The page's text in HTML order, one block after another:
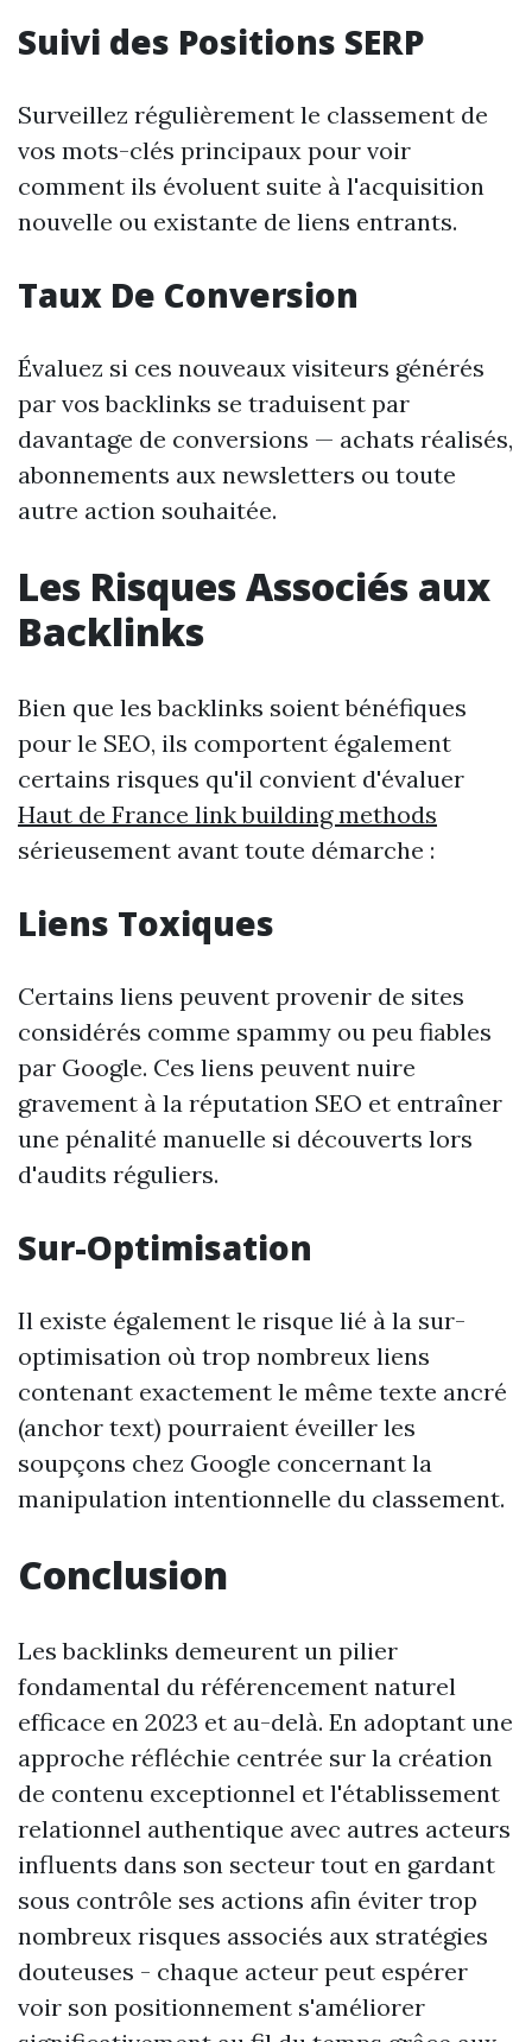
Suivi des Positions SERP
Surveillez régulièrement le classement de
vos mots-clés principaux pour voir
comment ils évoluent suite à l'acquisition
nouvelle ou existante de liens entrants.
Taux De Conversion
Évaluez si ces nouveaux visiteurs générés
par vos backlinks se traduisent par
davantage de conversions — achats réalisés,
abonnements aux newsletters ou toute
autre action souhaitée.
Les Risques Associés aux
Backlinks
Bien que les backlinks soient bénéfiques
pour le SEO, ils comportent également
certains risques qu'il convient d'évaluer
Haut de France link building methods
sérieusement avant toute démarche :
Liens Toxiques
Certains liens peuvent provenir de sites
considérés comme spammy ou peu fiables
par Google. Ces liens peuvent nuire
gravement à la réputation SEO et entraîner
une pénalité manuelle si découverts lors
d'audits réguliers.
Sur-Optimisation
Il existe également le risque lié à la sur-
optimisation où trop nombreux liens
contenant exactement le même texte ancré
(anchor text) pourraient éveiller les
soupçons chez Google concernant la
manipulation intentionnelle du classement.
Conclusion
Les backlinks demeurent un pilier
fondamental du référencement naturel
efficace en 2023 et au-delà. En adoptant une
approche réfléchie centrée sur la création
de contenu exceptionnel et l'établissement
relationnel authentique avec autres acteurs
influents dans son secteur tout en gardant
sous contrôle ses actions afin éviter trop
nombreux risques associés aux stratégies
douteuses - chaque acteur peut espérer
voir son positionnement s'améliorer